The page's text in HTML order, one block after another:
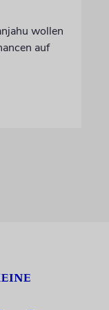
wollen
auf